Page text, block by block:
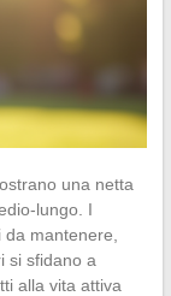
una netta
lungo. I
mantenere,
si sfidano a
alla vita attiva